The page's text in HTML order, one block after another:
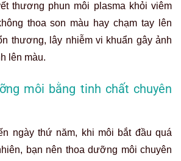
thương phun môi plasma khỏi viêm
thoa son màu hay chạm tay lên
thương, lây nhiễm vi khuẩn gây ảnh
lên màu.
môi bằng tinh chất chuyên
ngày thứ năm, khi môi bắt đầu quá
bạn nên thoa dưỡng môi chuyên